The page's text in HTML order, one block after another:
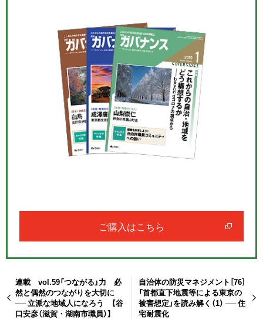
ご購入はこちら
連載 vol.59「つながる」力 必
然と偶然のつながりを大切に
── 立派な地域人になろう 【谷
口安彦（滋賀・湖南市職員）】
自治体の防災マネジメント［76］
「首都直下地震等による東京の
被害想定」を読み解く（1） ── 住
宅耐震化